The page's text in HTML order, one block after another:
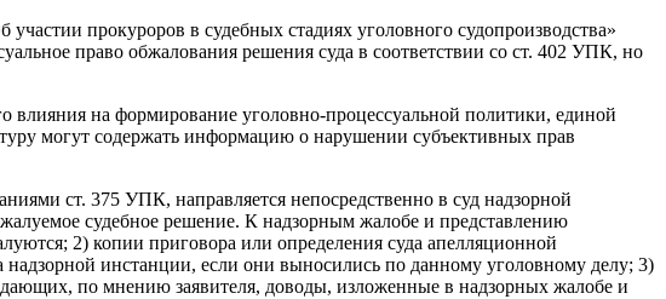
прокуроров в судебных стадиях уголовного судопроизводства»
право обжалования решения суда в соответствии со ст. 402 УПК, но
влияния на формирование уголовно-процессуальной политики, единой
могут содержать информацию о нарушении субъективных прав
ст. 375 УПК, направляется непосредственно в суд надзорной
судебное решение. К надзорным жалобе и представлению
2) копии приговора или определения суда апелляционной
инстанции, если они выносились по данному уголовному делу; 3)
по мнению заявителя, доводы, изложенные в надзорных жалобе и